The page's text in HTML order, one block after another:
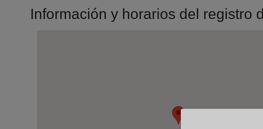
Información y horarios del registro